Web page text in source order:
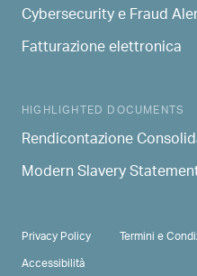
Cybersecurity e Fraud
Fatturazione elettronica
HIGHLIGHTED DOCUMENTS
Rendicontazione
Modern Slavery
PRIVACY & TERMS
Privacy Policy Termini e
Accessibilità